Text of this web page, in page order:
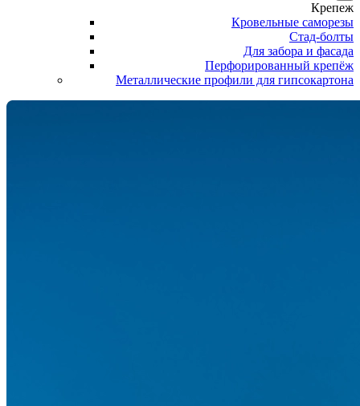
Крепеж
Кровельные саморезы
Стад-болты
Для забора и фасада
Перфорированный крепёж
Металлические профили для гипсокартона